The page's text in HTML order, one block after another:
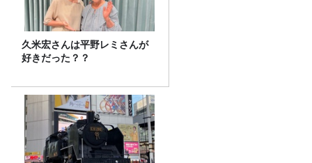
久米宏さんは平野レミさんが
好きだった？？